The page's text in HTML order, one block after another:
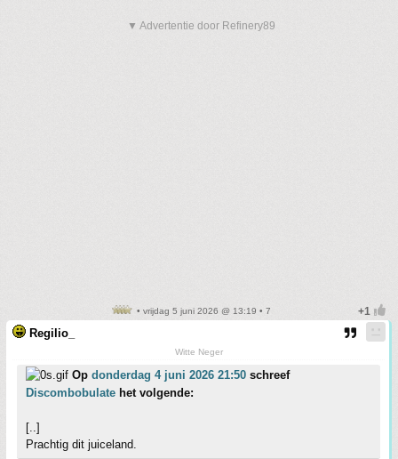
▼ Advertentie door Refinery89
• vrijdag 5 juni 2026 @ 13:19 • 7
Regilio_
Witte Neger
Op donderdag 4 juni 2026 21:50 schreef
Discombobulate het volgende:
[..]
Prachtig dit juiceland.